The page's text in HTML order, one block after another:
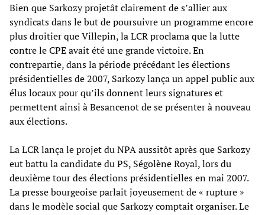
Bien que Sarkozy projetât clairement de s’allier aux
syndicats dans le but de poursuivre un programme encore
plus droitier que Villepin, la LCR proclama que la lutte
contre le CPE avait été une grande victoire. En
contrepartie, dans la période précédant les élections
présidentielles de 2007, Sarkozy lança un appel public aux
élus locaux pour qu’ils donnent leurs signatures et
permettent ainsi à Besancenot de se présenter à nouveau
aux élections.
La LCR lança le projet du NPA aussitôt après que Sarkozy
eut battu la candidate du PS, Ségolène Royal, lors du
deuxième tour des élections présidentielles en mai 2007.
La presse bourgeoise parlait joyeusement de « rupture »
dans le modèle social que Sarkozy comptait organiser. Le